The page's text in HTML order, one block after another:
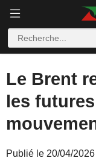
Le Brent
les
Publié le 20/04/